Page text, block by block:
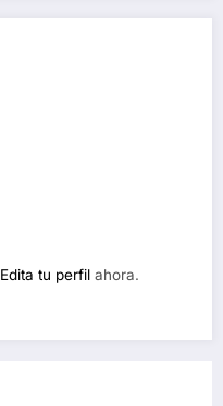
Edita tu perfil ahora.